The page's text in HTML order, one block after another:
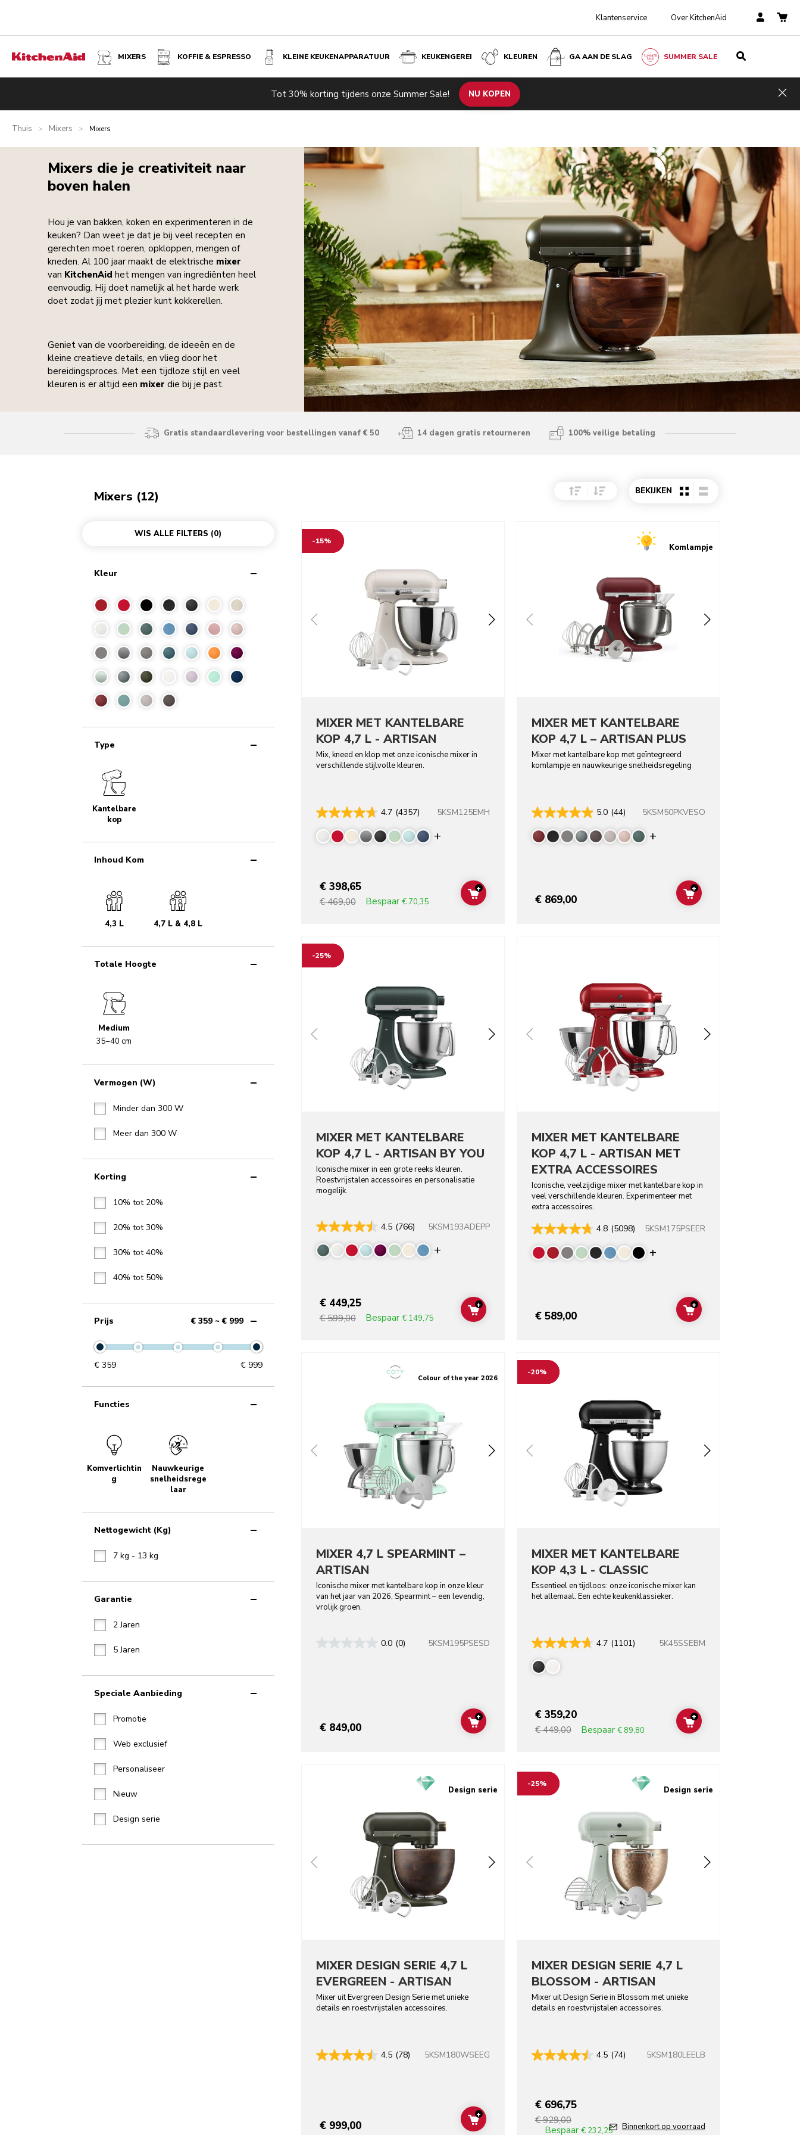
Klantenservice Over KitchenAid
MIXERS KOFFIE & ESPRESSO KLEINE KEUKENAPPARATUUR KEUKENGEREI KLEUREN GA AAN DE SLAG SUMMER SALE
Tot 30% korting tijdens onze Summer Sale! NU KOPEN
Thuis > Mixers > Mixers
Mixers die je creativiteit naar
boven halen
Hou je van bakken, koken en experimenteren in de
keuken? Dan weet je dat je bij veel recepten en
gerechten moet roeren, opkloppen, mengen of
kneden. Al 100 jaar maakt de elektrische mixer
van KitchenAid het mengen van ingrediënten heel
eenvoudig. Hij doet namelijk al het harde werk
doet zodat jij met plezier kunt kokkerellen.
Geniet van de voorbereiding, de ideeën en de
kleine creatieve details, en vlieg door het
bereidingsproces. Met een tijdloze stijl en veel
kleuren is er altijd een mixer die bij je past.
Gratis standaardlevering voor bestellingen vanaf € 50 14 dagen gratis retourneren 100% veilige betaling
Sort Price ascending
Sort Price descending
BEKIJKEN
Mixers (12)
WIS ALLE FILTERS (0)
Kleur
Type
Kantelbare
kop
Inhoud Kom
4,3 L 4,7 L & 4,8 L
Totale Hoogte
Medium
35–40 cm
Vermogen (W)
Minder dan 300 W
Meer dan 300 W
Korting
10% tot 20%
20% tot 30%
30% tot 40%
40% tot 50%
Prijs € 359 ~ € 999
€ 359 € 999
Functies
Komverlichtin
g
Nauwkeurige
snelheidsrege
laar
Nettogewicht (kg)
7 kg - 13 kg
Garantie
2 Jaren
5 Jaren
Speciale Aanbieding
Promotie
Web exclusief
Personaliseer
Nieuw
Design serie
-15%
MIXER MET KANTELBARE
KOP 4,7 L - ARTISAN
Mix, kneed en klop met onze iconische mixer in
verschillende stijlvolle kleuren.
4.7 (4357) 5KSM125EMH
Display more colors
€ 398,65
€ 469,00 Bespaar € 70,35 ADD TO CART
+
Komlampje
MIXER MET KANTELBARE
KOP 4,7 L – ARTISAN PLUS
Mixer met kantelbare kop met geïntegreerd
komlampje en nauwkeurige snelheidsregeling
5.0 (44) 5KSM50PKVESO
Display more colors
€ 869,00 ADD TO CART
+
-25%
MIXER MET KANTELBARE
KOP 4,7 L - ARTISAN BY YOU
Iconische mixer in een grote reeks kleuren.
Roestvrijstalen accessoires en personalisatie
mogelijk.
4.5 (766) 5KSM193ADEPP
Display more colors
€ 449,25
€ 599,00 Bespaar € 149,75 ADD TO CART
+
MIXER MET KANTELBARE
KOP 4,7 L - ARTISAN MET
EXTRA ACCESSOIRES
Iconische, veelzijdige mixer met kantelbare kop in
veel verschillende kleuren. Experimenteer met
extra accessoires.
4.8 (5098) 5KSM175PSEER
Display more colors
€ 589,00 ADD TO CART
+
Colour of the year 2026
MIXER 4,7 L SPEARMINT –
ARTISAN
Iconische mixer met kantelbare kop in onze kleur
van het jaar van 2026, Spearmint – een levendig,
vrolijk groen.
0.0 (0) 5KSM195PSESD
€ 849,00 ADD TO CART
+
-20%
MIXER MET KANTELBARE
KOP 4,3 L - CLASSIC
Essentieel en tijdloos: onze iconische mixer kan
het allemaal. Een echte keukenklassieker.
4.7 (1101) 5K45SSEBM
€ 359,20
€ 449,00 Bespaar € 89,80 ADD TO CART
+
Design serie
MIXER DESIGN SERIE 4,7 L
EVERGREEN - ARTISAN
Mixer uit Evergreen Design Serie met unieke
details en roestvrijstalen accessoires.
4.5 (78) 5KSM180WSEEG
€ 999,00 ADD TO CART
+
-25%
Design serie
MIXER DESIGN SERIE 4,7 L
BLOSSOM - ARTISAN
Mixer uit Design Serie in Blossom met unieke
details en roestvrijstalen accessoires.
4.5 (74) 5KSM180LEELB
€ 696,75
€ 929,00
Bespaar € 232,25 Binnenkort op voorraad